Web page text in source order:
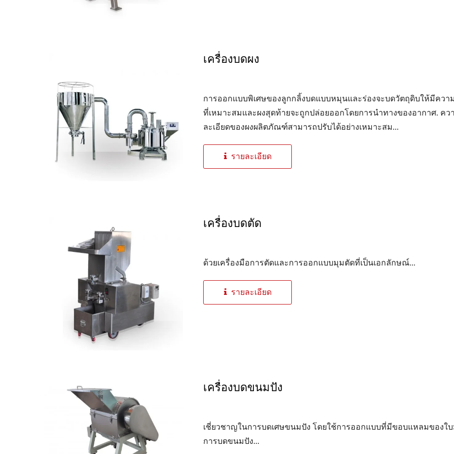
เครื่องบดผง
การออกแบบพิเศษของลูกกลิ้งบดแบบหมุนและร่องจะบดวัตถุดิบให้มีควา
ที่เหมาะสมและผงสุดท้ายจะถูกปล่อยออกโดยการนำทางของอากาศ. คว
ละเอียดของผงผลิตภัณฑ์สามารถปรับได้อย่างเหมาะสม...
รายละเอียด
เครื่องบดตัด
ด้วยเครื่องมือการตัดและการออกแบบมุมตัดที่เป็นเอกลักษณ์...
รายละเอียด
เครื่องบดขนมปัง
เชี่ยวชาญในการบดเศษขนมปัง โดยใช้การออกแบบที่มีขอบแหลมของใ
การบดขนมปัง...